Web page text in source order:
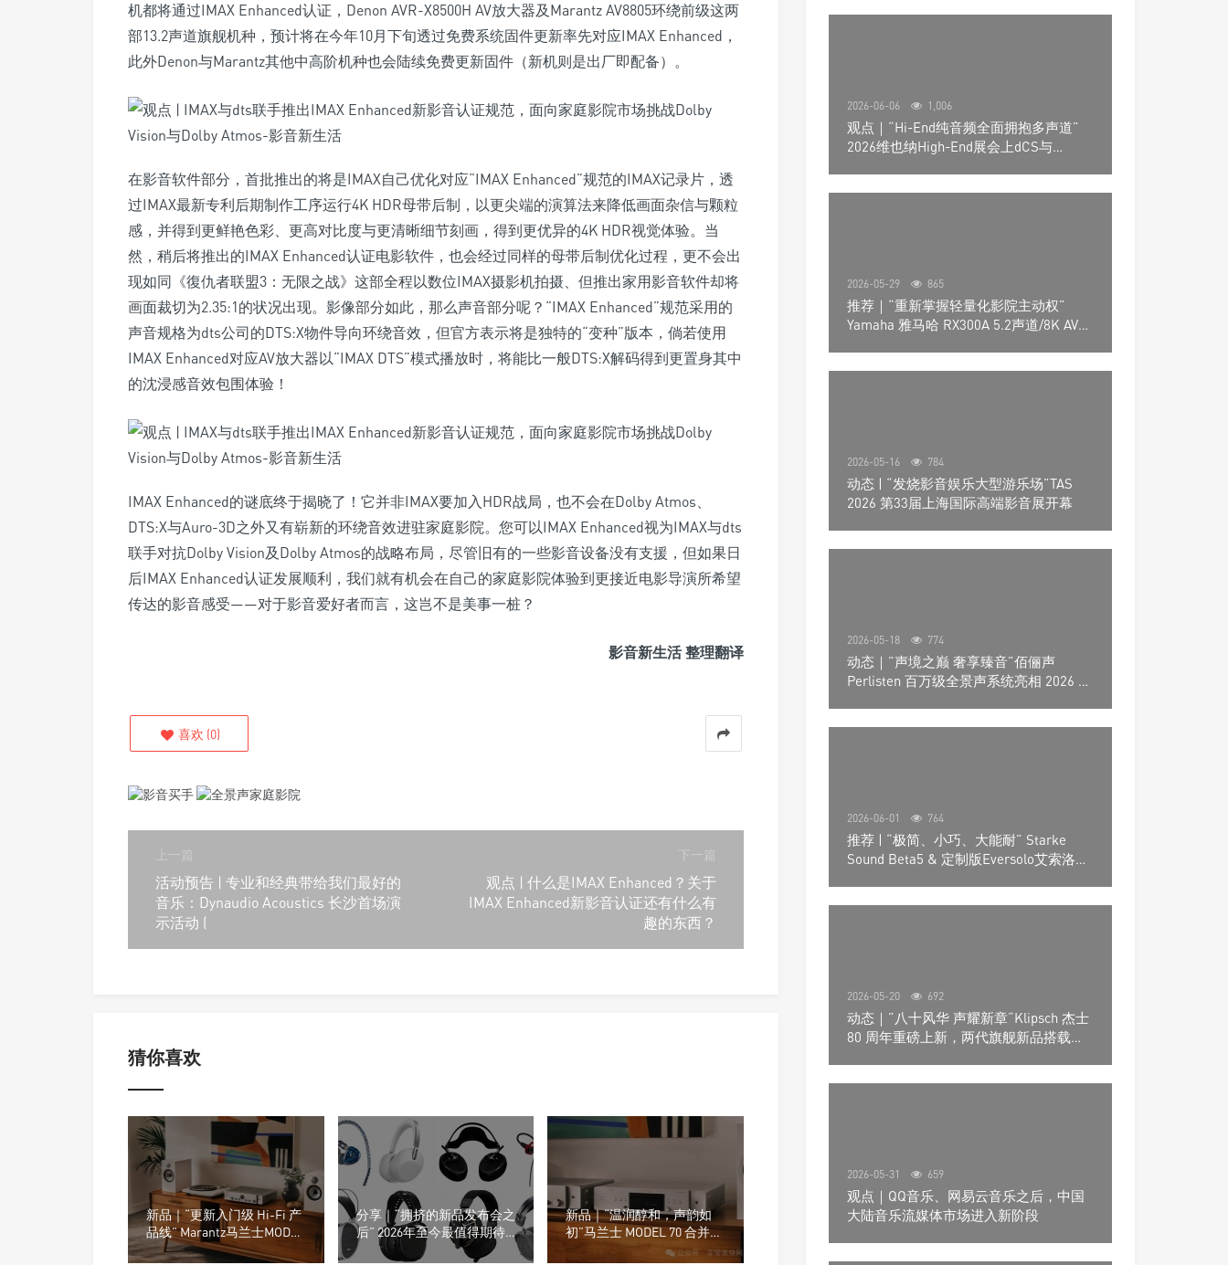
机都将通过IMAX Enhanced认证，Denon AVR-X8500H AV放大器及Marantz AV8805环绕前级这两
部13.2声道旗舰机种，预计将在今年10月下旬透过免费系统固件更新率先对应IMAX Enhanced，
此外Denon与Marantz其他中高阶机种也会陆续免费更新固件（新机则是出厂即配备）。
在影音软件部分，首批推出的将是IMAX自己优化对应“IMAX Enhanced”规范的IMAX记录片，透
过IMAX最新专利后期制作工序运行4K HDR母带后制，以更尖端的演算法来降低画面杂信与颗粒
感，并得到更鲜艳色彩、更高对比度与更清晰细节刻画，得到更优异的4K HDR视觉体验。当
然，稍后将推出的IMAX Enhanced认证电影软件，也会经过同样的母带后制优化过程，更不会出
现如同《復仇者联盟3：无限之战》这部全程以数位IMAX摄影机拍摄、但推出家用影音软件却将
画面裁切为2.35:1的状况出现。影像部分如此，那么声音部分呢？“IMAX Enhanced”规范采用的
声音规格为dts公司的DTS:X物件导向环绕音效，但官方表示将是独特的“变种”版本，倘若使用
IMAX Enhanced对应AV放大器以“IMAX DTS”模式播放时，将能比一般DTS:X解码得到更置身其中
的沈浸感音效包围体验！
IMAX Enhanced的谜底终于揭晓了！它并非IMAX要加入HDR战局，也不会在Dolby Atmos、
DTS:X与Auro-3D之外又有崭新的环绕音效进驻家庭影院。您可以IMAX Enhanced视为IMAX与dts
联手对抗Dolby Vision及Dolby Atmos的战略布局，尽管旧有的一些影音设备没有支援，但如果日
后IMAX Enhanced认证发展顺利，我们就有机会在自己的家庭影院体验到更接近电影导演所希望
传达的影音感受——对于影音爱好者而言，这岂不是美事一桩？
影音新生活 整理翻译
喜欢 (0)
上一篇
活动预告 | 专业和经典带给我们最好的
音乐：Dynaudio Acoustics 长沙首场演
示活动 (
下一篇
观点 | 什么是IMAX Enhanced？关于
IMAX Enhanced新影音认证还有什么有
趣的东西？
猜你喜欢
新品｜“更新入门级 Hi-Fi 产
品线” Marantz马兰士MODEL
70合并式功放与CD 70播放
分享｜“拥挤的新品发布会之
后” 2026年至今最值得期待
的8款耳机产品
新品｜“温润醇和，声韵如
初”马兰士 MODEL 70 合并功
放 & CD 70 播放器正式发布
2026-06-06 1,006
观点｜“Hi-End纯音频全面拥抱多声道”
2026维也纳High-End展会上dCS与
2026-05-29 865
推荐｜“重新掌握轻量化影院主动权”
Yamaha 雅马哈 RX300A 5.2声道/8K AV放
2026-05-16 784
动态 | “发烧影音娱乐大型游乐场”TAS
2026 第33届上海国际高端影音展开幕
2026-05-18 774
动态｜”声境之巅 奢享臻音”佰俪声
Perlisten 百万级全景声系统亮相 2026 北
2026-06-01 764
推荐 | “极简、小巧、大能耐” Starke
Sound Beta5 & 定制版Eversolo艾索洛
2026-05-20 692
动态｜”八十风华 声耀新章“Klipsch 杰士
80 周年重磅上新，两代旗舰新品搭载硬
2026-05-31 659
观点｜QQ音乐、网易云音乐之后，中国
大陆音乐流媒体市场进入新阶段